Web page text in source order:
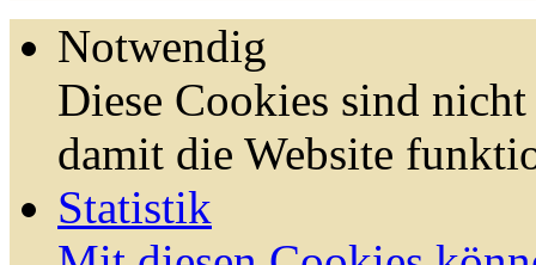
Notwendig
Diese Cookies sind
damit die Website
Statistik